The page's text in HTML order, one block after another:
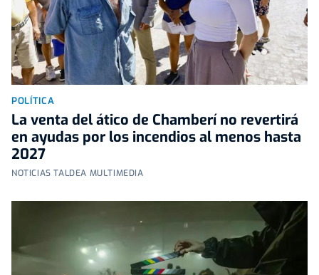
POLÍTICA
La venta del ático de Chamberí no revertirá
en ayudas por los incendios al menos hasta
2027
NOTICIAS TALDEA MULTIMEDIA